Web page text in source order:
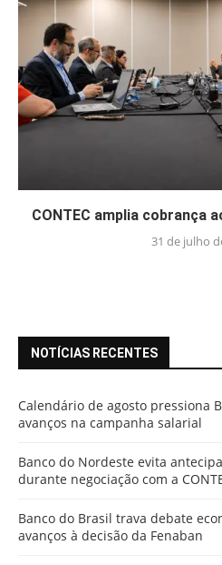
CONTEC amplia cobrança
31 de julho
NOTÍCIAS RECENTES
Calendário de agosto pressiona
avanços na campanha salarial
Banco do Nordeste evita
durante negociação com a
Banco do Brasil trava debate
avanços à decisão da Fenaban